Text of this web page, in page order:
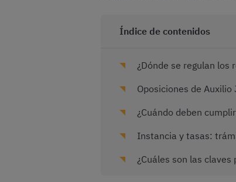
Índice de contenidos
¿Dónde se regulan los
Oposiciones de
¿Cuándo deben
Instancia y tasas:
¿Cuáles son las